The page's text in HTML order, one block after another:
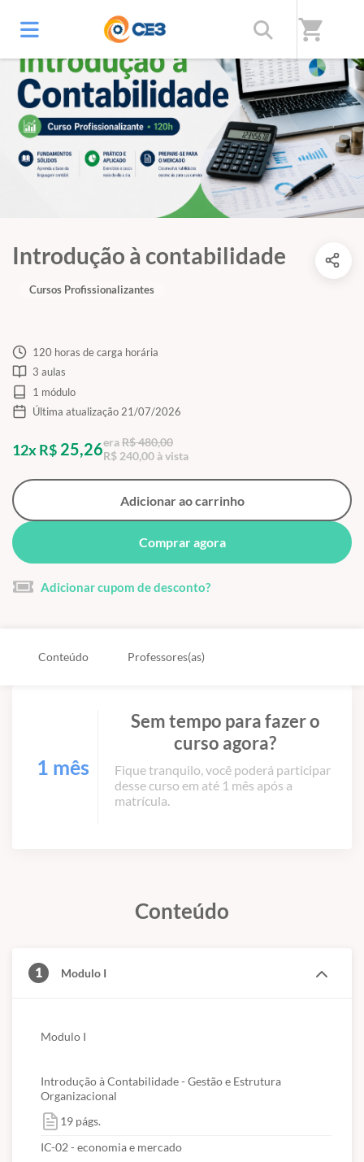
shopping_cart
Introdução à contabilidade
Cursos Profissionalizantes
120 horas de carga horária
3 aulas
1 módulo
Última atualização 21/07/2026
12x R$ 25,26eraR$ 480,00
R$ 240,00 à vista
Adicionar ao carrinho
Comprar agora
Adicionar cupom de desconto?
Conteúdo Professores(as)
1 mês
Sem tempo para fazer o
curso agora?
Fique tranquilo, você poderá participar
desse curso em até 1 mês após a
matrícula.
Conteúdo
1 Modulo I
Modulo I
Introdução à Contabilidade - Gestão e Estrutura
Organizacional
19 págs.
IC-02 - economia e mercado